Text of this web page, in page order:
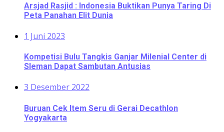
Arsjad Rasjid : Indonesia Buktikan Punya Taring Di
Peta Panahan Elit Dunia
1 Juni 2023
Kompetisi Bulu Tangkis Ganjar Milenial Center di
Sleman Dapat Sambutan Antusias
3 Desember 2022
Buruan Cek Item Seru di Gerai Decathlon
Yogyakarta